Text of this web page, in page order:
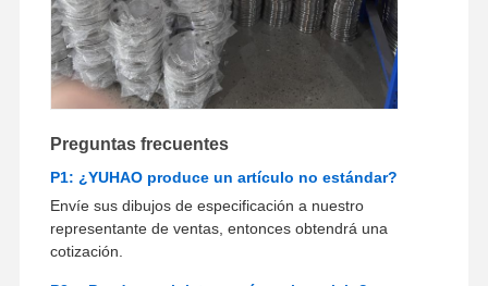
Preguntas frecuentes
P1: ¿YUHAO produce un artículo no estándar?
Envíe sus dibujos de especificación a nuestro
representante de ventas, entonces obtendrá una
cotización.